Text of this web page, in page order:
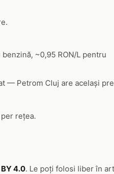
~0,95 RON/L pentru
— Petrom Cluj are același
rețea.
4.0. Le poți folosi liber în